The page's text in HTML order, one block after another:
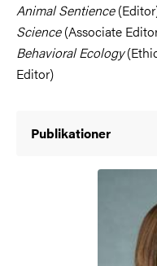
Animal Sentience
Science(Associate
Behavioral Ecology
Editor)
Publikationer